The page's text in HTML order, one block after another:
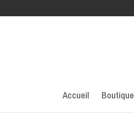
Accueil Boutique